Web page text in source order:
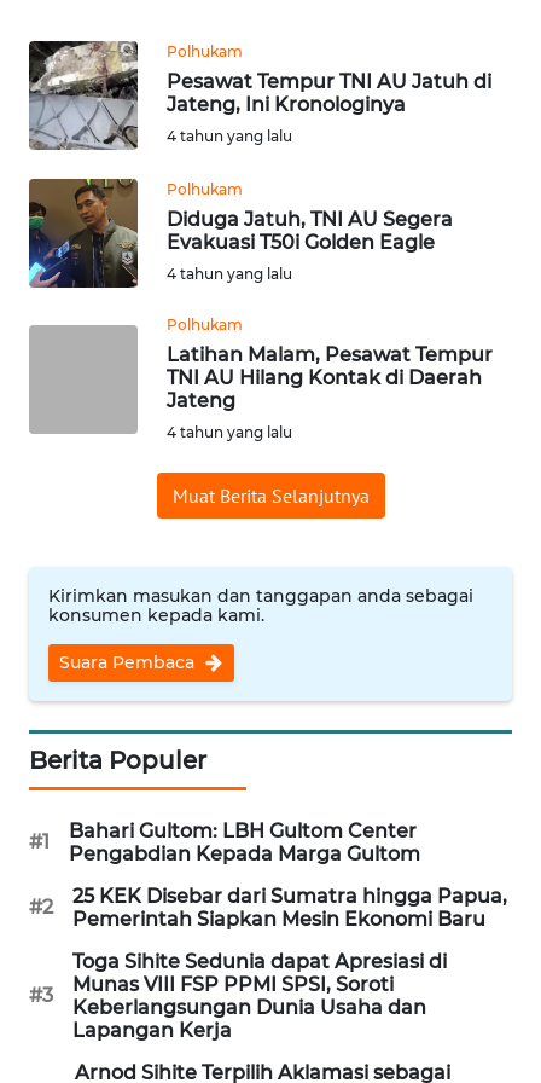
Polhukam
Pesawat Tempur TNI AU Jatuh di
Jateng, Ini Kronologinya
4 tahun yang lalu
Polhukam
Diduga Jatuh, TNI AU Segera
Evakuasi T50i Golden Eagle
4 tahun yang lalu
Polhukam
Latihan Malam, Pesawat Tempur
TNI AU Hilang Kontak di Daerah
Jateng
4 tahun yang lalu
Muat Berita Selanjutnya
Kirimkan masukan dan tanggapan anda sebagai
konsumen kepada kami.
Suara Pembaca
Berita Populer
#1
Bahari Gultom: LBH Gultom Center
Pengabdian Kepada Marga Gultom
#2
25 KEK Disebar dari Sumatra hingga Papua,
Pemerintah Siapkan Mesin Ekonomi Baru
#3
Toga Sihite Sedunia dapat Apresiasi di
Munas VIII FSP PPMI SPSI, Soroti
Keberlangsungan Dunia Usaha dan
Lapangan Kerja
Arnod Sihite Terpilih Aklamasi sebagai
INDEKS
BERITA
KONTAK
KAMI
INFO
IKLAN
TENTANG
KARIR
DISCLAIMER
Wahana
News
Regional
WN
SUMUT
WN
JAKARTA
WN
JABAR